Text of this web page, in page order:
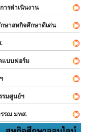
รดำเนินงาน
าสหกิจศึกษาดีเด่น
บบฟอร์ม
มศูนย์ฯ
รณ มทส.